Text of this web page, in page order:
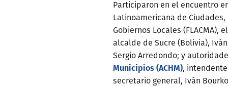
Participaron en el encuentro
Latinoamericana de
Gobiernos Locales
alcalde de Sucre (Bolivia),
Sergio Arredondo; y
Municipios (ACHM),
secretario general, Iván